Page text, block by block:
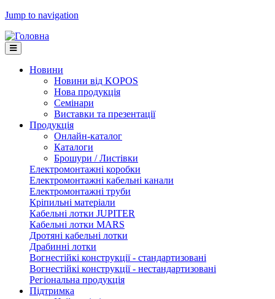
Jump to navigation
Новини
Новини від KOPOS
Нова продукція
Семінари
Виставки та презентації
Продукція
Онлайн-каталог
Каталоги
Брошури / Листівки
Електромонтажні коробки
Електромонтажні кабельні канали
Електромонтажні труби
Кріпильні матеріали
Кабельні лотки JUPITER
Кабельні лотки MARS
Дротяні кабельні лотки
Драбинні лотки
Вогнестійкі конструкції - стандартизовані
Вогнестійкі конструкції - нестандартизовані
Регіональна продукція
Підтримка